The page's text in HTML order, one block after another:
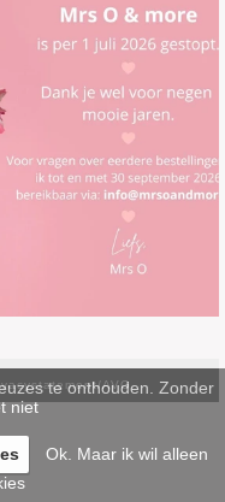
AVG
te onthouden. Zonder
niet
Ok. Maar ik wil alleen